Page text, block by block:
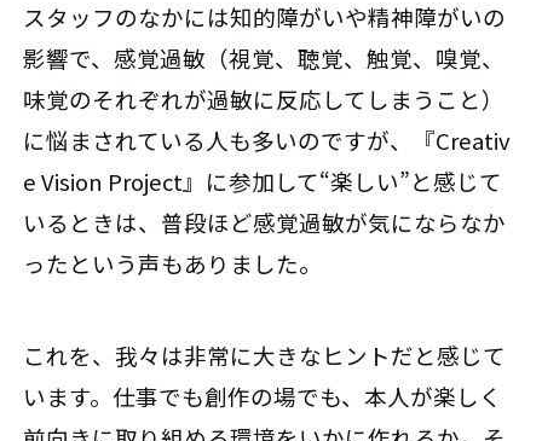
スタッフのなかには知的障がいや精神障がいの
影響で、感覚過敏（視覚、聴覚、触覚、嗅覚、
味覚のそれぞれが過敏に反応してしまうこと）
に悩まされている人も多いのですが、『Creativ
e Vision Project』に参加して“楽しい”と感じて
いるときは、普段ほど感覚過敏が気にならなか
ったという声もありました。
これを、我々は非常に大きなヒントだと感じて
います。仕事でも創作の場でも、本人が楽しく